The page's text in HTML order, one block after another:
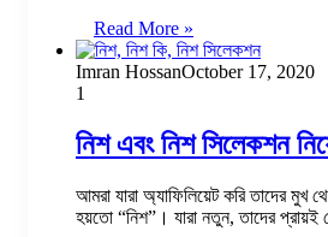
Read More »
Imran HossanOctober 17, 2020
1
নিশ এবং নিশ সিলেকশন
আমরা যারা অ্যাফিলিয়েট করি তাদের মুখ
হয়তো “নিশ”। যারা নতুন, তাদের